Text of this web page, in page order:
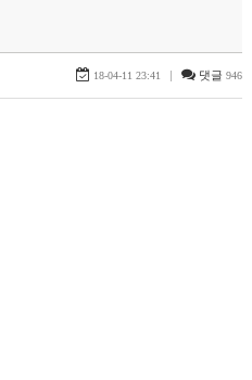
18-04-11 23:41 | 댓글 946